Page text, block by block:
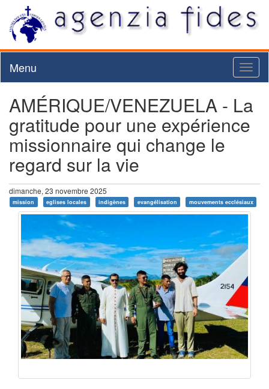
Menu
AMÉRIQUE/VENEZUELA - La
gratitude pour une expérience
missionnaire qui change le
regard sur la vie
dimanche, 23 novembre 2025
mission eglises locales indigènes evangélisation mouvements ecclésiaux